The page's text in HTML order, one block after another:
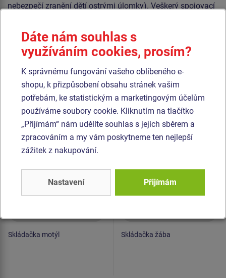
nebezpečí zranění dětí ostrými úlomky). Veškerý spojovací
Podobnézboží
Produkt - EDP-6112K-10
Edukační panel -
Skládačka motýl -
celokovový
Skládačka motýl
Skládačka žába -
celokovový
Skládačka žába
Dáte nám souhlas s
využíváním cookies, prosím?
K správnému fungování vašeho oblíbeného e-
shopu, k přizpůsobení obsahu stránek vašim
potřebám, ke statistickým a marketingovým účelům
používáme soubory cookie. Kliknutím na tlačítko
„Přijímám“ nám udělíte souhlas s jejich sběrem a
zpracováním a my vám poskytneme ten nejlepší
zážitek z nakupování.
Nastavení Přijímám